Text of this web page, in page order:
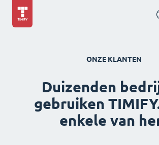
ONZE KLANTEN
Duizenden
gebruiken
enkele van